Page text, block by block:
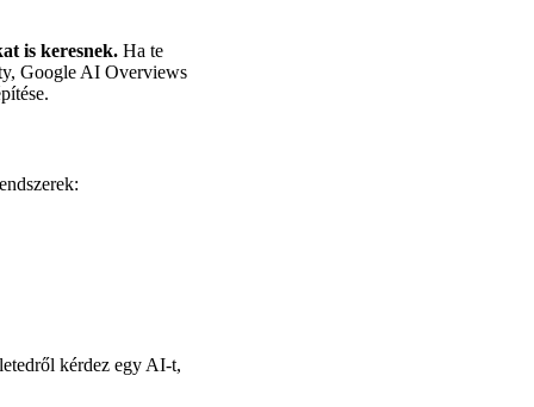
is keresnek.Ha te
Google AI Overviews
kérdez egy AI-t,